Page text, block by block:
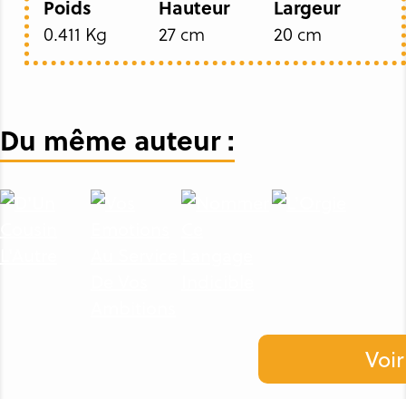
Poids
0.411 Kg
Hauteur
27 cm
Largeur
20 cm
Du même auteur :